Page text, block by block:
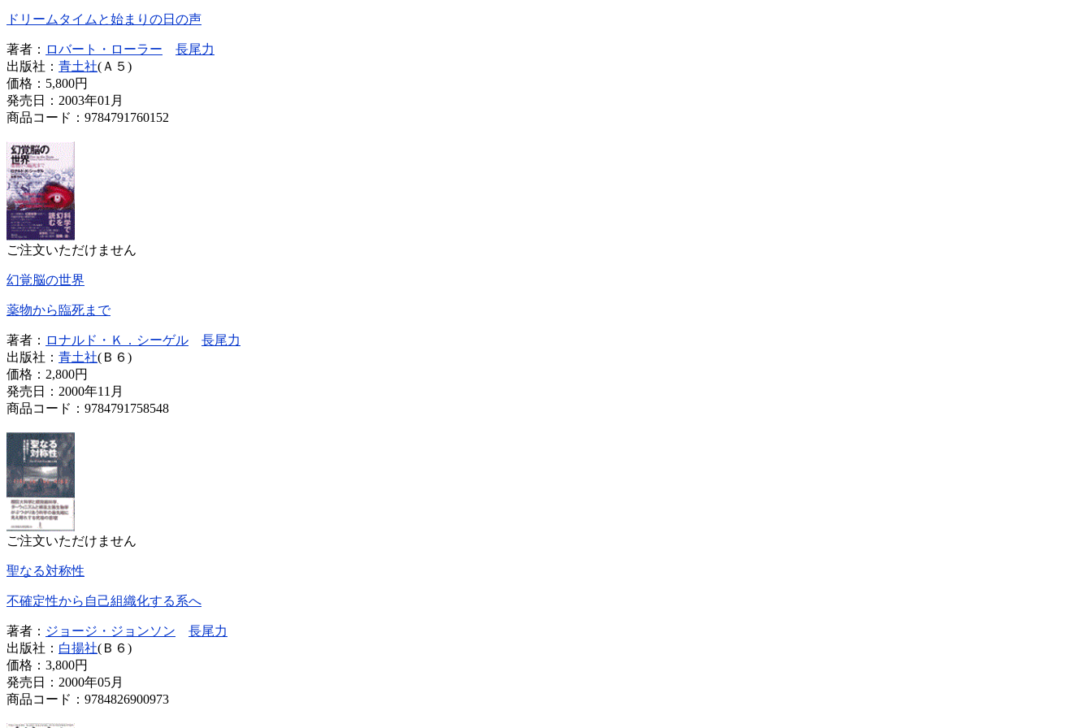
ドリームタイムと始まりの日の声
著者： ロバート・ローラー
長尾力
出版社： 青土社(Ａ５)
価格： 5,800円
発売日：2003年01月
商品コード：9784791760152
ご注文いただけません
幻覚脳の世界
薬物から臨死まで
著者： ロナルド・Ｋ．シーゲル
長尾力
出版社： 青土社(Ｂ６)
価格： 2,800円
発売日：2000年11月
商品コード：9784791758548
ご注文いただけません
聖なる対称性
不確定性から自己組織化する系へ
著者： ジョージ・ジョンソン
長尾力
出版社： 白揚社(Ｂ６)
価格： 3,800円
発売日：2000年05月
商品コード：9784826900973